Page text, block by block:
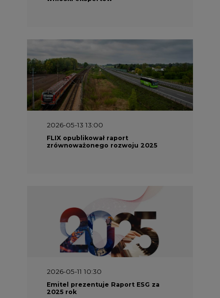
2026-05-13 13:00
FLIX opublikował raport
zrównoważonego rozwoju 2025
2026-05-11 10:30
Emitel prezentuje Raport ESG za
2025 rok